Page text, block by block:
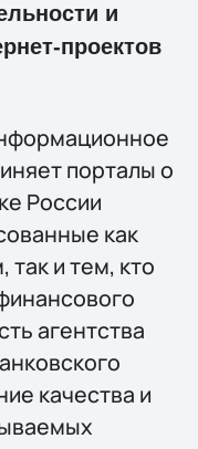
и
проектов
порталы о
России
как
и тем, кто
агентства
качества и